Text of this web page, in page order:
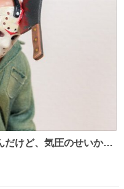
だけど、気圧のせいかし